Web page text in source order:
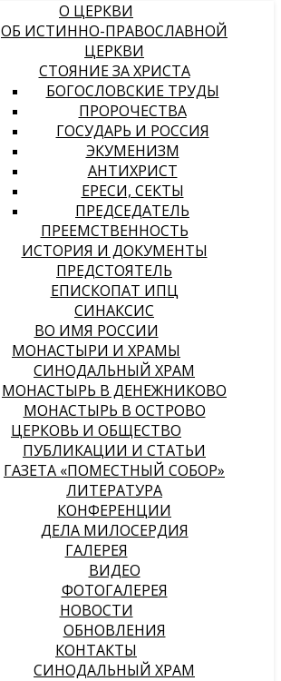
О ЦЕРКВИ
ОБ ИСТИННО-ПРАВОСЛАВНОЙ
ЦЕРКВИ
СТОЯНИЕ ЗА ХРИСТА
БОГОСЛОВСКИЕ ТРУДЫ
ПРОРОЧЕСТВА
ГОСУДАРЬ И РОССИЯ
ЭКУМЕНИЗМ
АНТИХРИСТ
ЕРЕСИ, СЕКТЫ
ПРЕДСЕДАТЕЛЬ
ПРЕЕМСТВЕННОСТЬ
ИСТОРИЯ И ДОКУМЕНТЫ
ПРЕДСТОЯТЕЛЬ
ЕПИСКОПАТ ИПЦ
СИНАКСИС
ВО ИМЯ РОССИИ
МОНАСТЫРИ И ХРАМЫ
СИНОДАЛЬНЫЙ ХРАМ
МОНАСТЫРЬ В ДЕНЕЖНИКОВО
МОНАСТЫРЬ В ОСТРОВО
ЦЕРКОВЬ И ОБЩЕСТВО
ПУБЛИКАЦИИ И СТАТЬИ
ГАЗЕТА «ПОМЕСТНЫЙ СОБОР»
ЛИТЕРАТУРА
КОНФЕРЕНЦИИ
ДЕЛА МИЛОСЕРДИЯ
ГАЛЕРЕЯ
ВИДЕО
ФОТОГАЛЕРЕЯ
НОВОСТИ
ОБНОВЛЕНИЯ
КОНТАКТЫ
СИНОДАЛЬНЫЙ ХРАМ